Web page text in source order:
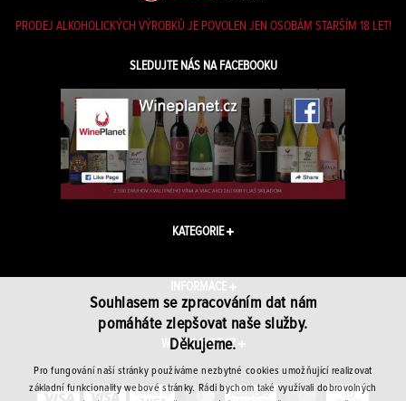
PRODEJ ALKOHOLICKÝCH VÝROBKŮ JE POVOLEN JEN OSOBÁM STARŠÍM 18 LET!
SLEDUJTE NÁS NA FACEBOOKU
KATEGORIE
INFORMACE
WINEPLANET.CZ
Souhlasem se zpracováním dat nám
pomáháte zlepšovat naše služby.
Děkujeme.
Pro fungování naší stránky používáme nezbytné cookies umožňující realizovat
základní funkcionality webové stránky. Rádi bychom také využívali dobrovolných